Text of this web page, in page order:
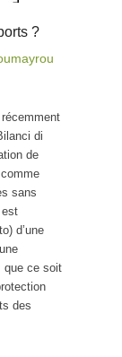
?
di
de
, comme
sans
est
d’une
que ce soit
des